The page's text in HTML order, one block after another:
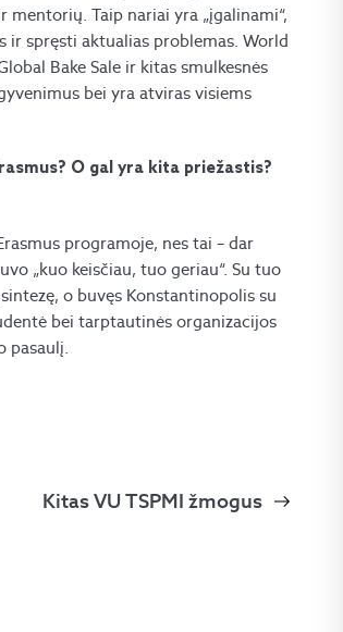
Taip nariai yra „įgalinami“,
spręsti aktualias problemas. World
Bake Sale ir kitas smulkesnės
bei yra atviras visiems
O gal yra kita priežastis?
programoje, nes tai – dar
„kuo keisčiau, tuo geriau“. Su tuo
o buvęs Konstantinopolis su
bei tarptautinės organizacijos
pasaulį.
Kitas VU TSPMI žmogus